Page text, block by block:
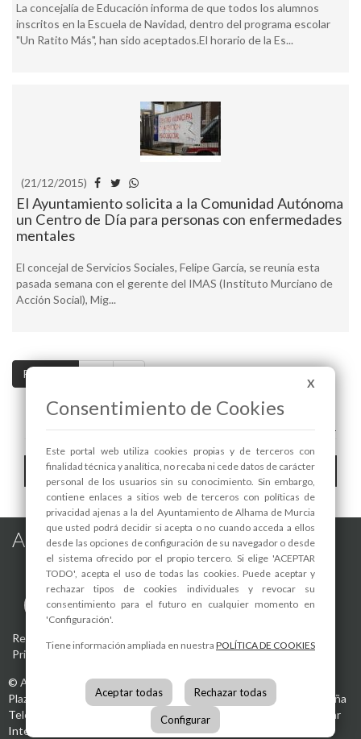
La concejalía de Educación informa de que todos los alumnos
inscritos en la Escuela de Navidad, dentro del programa escolar
"Un Ratito Más", han sido aceptados.El horario de la Es...
(21/12/2015)
El Ayuntamiento solicita a la Comunidad Autónoma
un Centro de Día para personas con enfermedades
mentales
El concejal de Servicios Sociales, Felipe García, se reunía esta
pasada semana con el gerente del IMAS (Instituto Murciano de
Acción Social), Mig...
Pag. 1 / 4
A+ A-
Hemeroteca
Toggle
Alhama de Murcia en las Redes
Registro de actividades de tratamiento Aviso Legal
Privacidad
Política de Cookies
© Ayuntamiento de Alhama de Murcia
Plaza de la Constitución, 130840 Alhama de Murcia (Murcia)
España
Teléfono:
info@alhamademurcia.es
Avatar
Internet S.L.L.
X
Consentimiento de Cookies
Este portal web utiliza cookies propias y de terceros con
finalidad técnica y analítica, no recaba ni cede datos de carácter
personal de los usuarios sin su conocimiento. Sin embargo,
contiene enlaces a sitios web de terceros con políticas de
privacidad ajenas a la del Ayuntamiento de Alhama de Murcia
que usted podrá decidir si acepta o no cuando acceda a ellos
desde las opciones de configuración de su navegador o desde
el sistema ofrecido por el propio tercero. Si elige 'ACEPTAR
TODO', acepta el uso de todas las cookies. Puede aceptar y
rechazar tipos de cookies individuales y revocar su
consentimiento para el futuro en cualquier momento en
'Configuración'.
Tiene información ampliada en nuestra POLÍTICA DE COOKIES
Aceptar todas Rechazar todas
Configurar